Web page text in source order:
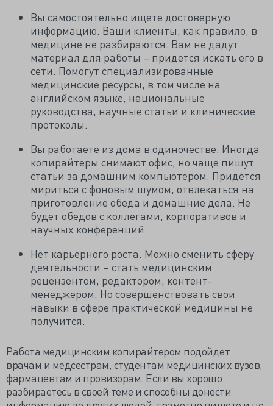
Вы самостоятельно ищете достоверную
информацию. Ваши клиенты, как правило, в
медицине не разбираются. Вам не дадут
материал для работы – придется искать его в
сети. Помогут специализированные
медицинские ресурсы, в том числе на
английском языке, национальные
руководства, научные статьи и клинические
протоколы.
Вы работаете из дома в одиночестве. Иногда
копирайтеры снимают офис, но чаще пишут
статьи за домашним компьютером. Придется
мириться с фоновым шумом, отвлекаться на
приготовление обеда и домашние дела. Не
будет обедов с коллегами, корпоративов и
научных конференций.
Нет карьерного роста. Можно сменить сферу
деятельности – стать медицинским
рецензентом, редактором, контент-
менеджером. Но совершенствовать свои
навыки в сфере практической медицины не
получится.
Работа медицинским копирайтером подойдет
врачам и медсестрам, студентам медицинских вузов,
фармацевтам и провизорам. Если вы хорошо
разбираетесь в своей теме и способны донести